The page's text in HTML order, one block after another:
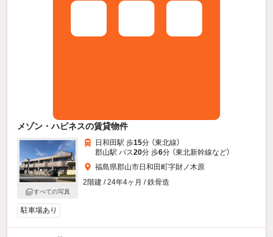
メゾン・ハピネスの賃貸物件
すべての写真
日和田駅 歩15分 （東北線）
郡山駅 バス20分 歩6分 （東北新幹線など）
福島県郡山市日和田町字財ノ木原
2階建 / 24年4ヶ月 / 鉄骨造
駐車場あり